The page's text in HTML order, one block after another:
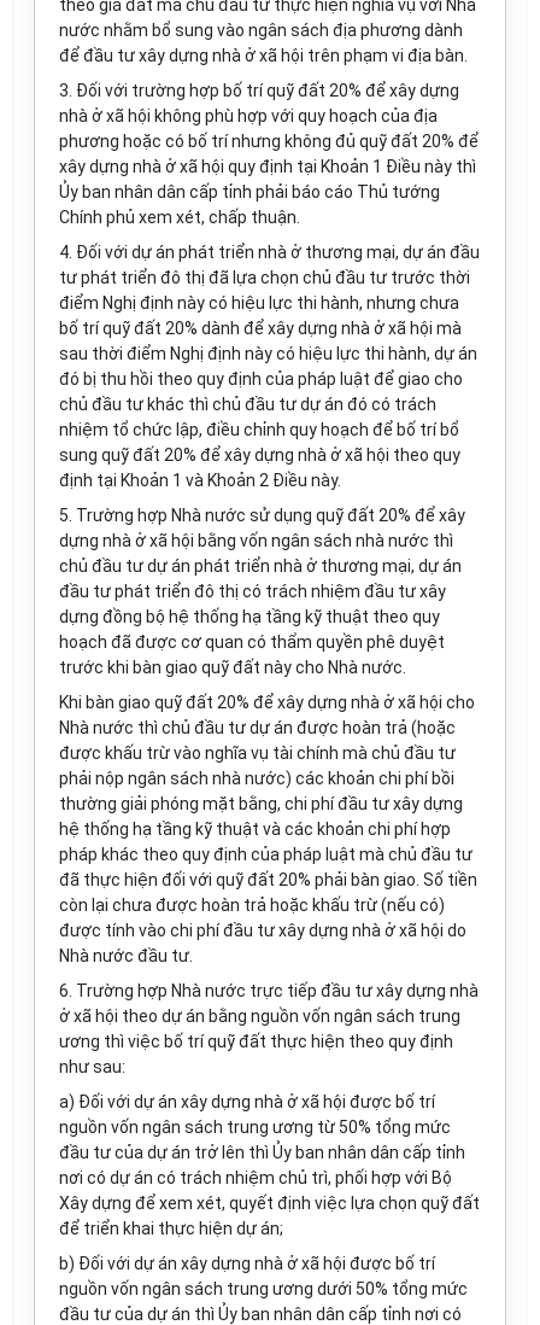
theo giá đất mà chủ đầu tư thực hiện nghĩa vụ với Nhà
nước nhằm bổ sung vào ngân sách địa phương dành
để đầu tư xây dựng nhà ở xã hội trên phạm vi địa bàn.
3. Đối với trường hợp bố trí quỹ đất 20% để xây dựng
nhà ở xã hội không phù hợp với quy hoạch của địa
phương hoặc có bố trí nhưng không đủ quỹ đất 20% để
xây dựng nhà ở xã hội quy định tại Khoản 1 Điều này thì
Ủy ban nhân dân cấp tỉnh phải báo cáo Thủ tướng
Chính phủ xem xét, chấp thuận.
4. Đối với dự án phát triển nhà ở thương mại, dự án đầu
tư phát triển đô thị đã lựa chọn chủ đầu tư trước thời
điểm Nghị định này có hiệu lực thi hành, nhưng chưa
bố trí quỹ đất 20% dành để xây dựng nhà ở xã hội mà
sau thời điểm Nghị định này có hiệu lực thi hành, dự án
đó bị thu hồi theo quy định của pháp luật để giao cho
chủ đầu tư khác thì chủ đầu tư dự án đó có trách
nhiệm tổ chức lập, điều chỉnh quy hoạch để bố trí bổ
sung quỹđất 20% để xây dựng nhà ở xã hội theo quy
định tại Khoản 1 và Khoản 2 Điều này.
5. Trường hợp Nhà nước sử dụng quỹ đất 20% để xây
dựng nhà ở xã hội bằng vốn ngân sách nhà nước thì
chủ đầu tư dự án phát triển nhà ở thương mại, dự án
đầu tư phát triển đô thị có trách nhiệm đầu tư xây
dựng đồng bộ hệ thống hạ tầng kỹ thuật theo quy
hoạch đã được cơ quan có thẩm quyền phê duyệt
trước khi bàn giao quỹ đất này cho Nhà nước.
Khi bàn giao quỹ đất 20% để xây dựng nhà ở xã hội cho
Nhà nước thì chủ đầu tư dự án được hoàn trả (hoặc
được khấu trừ vào nghĩa vụ tài chính mà chủ đầu tư
phải nộp ngân sách nhà nước) các khoản chi phí bồi
thường giải phóng mặt bằng, chi phí đầu tư xây dựng
hệ thống hạ tầng kỹ thuật và các khoản chi phí hợp
pháp khác theo quy định của pháp luật mà chủ đầu tư
đã thực hiện đối với quỹ đất 20% phải bàn giao Số tiền
còn lại chưa được hoàn trả hoặc khấu trừ (nếu có)
được tính vào chi phí đầu tư xây dựng nhà ở xã hội do
Nhà nước đầu tư.
6. Trường hợp Nhà nước trực tiếp đầu tư xây dựng nhà
ở xã hội theo dự án bằng nguồn vốn ngân sách trung
ương thì việc bố trí quỹ đất thực hiện theo quy định
như sau:
a) Đối với dự án xâydựng nhà ở xã hội được bố trí
nguồn vốn ngân sách trung ương từ 50% tổng mức
đầu tư của dự án trở lên thì Ủy ban nhân dân cấp tỉnh
nơi có dự án có trách nhiệm chủ trì, phối hợp với Bộ
Xây dựng để xem xét, quyết định việc lựa chọn quỹ đất
để triển khai thực hiện dự án;
b) Đối với dự án xây dựng nhà ở xã hội được bố trí
nguồn vốn ngân sách trung ương dưới 50% tổng mức
đầu tư của dự án thì Ủy ban nhân dân cấp tỉnh nơi có